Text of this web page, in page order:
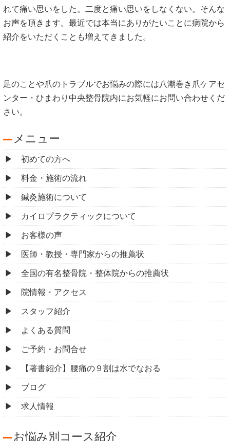
れて痛い思いをした。二度と痛い思いをしなくない。そんな
お声を頂きます。最近では本当にありがたいことに病院から
紹介をいただくことも増えてきました。
足のことや爪のトラブルでお悩みの際には八潮巻き爪ケアセ
ンター・ひまわり中央整骨院内にお気軽にお問い合わせくだ
さい。
メニュー
初めての方へ
料金・施術の流れ
鍼灸施術について
カイロプラクティックについて
お客様の声
医師・教授・専門家からの推薦状
全国の有名整骨院・整体院からの推薦状
院情報・アクセス
スタッフ紹介
よくある質問
ご予約・お問合せ
【著書紹介】腰痛の９割は水でなおる
ブログ
求人情報
お悩み別コース紹介